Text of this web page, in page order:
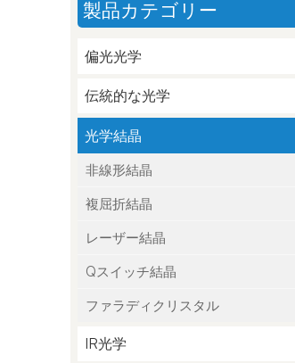
製品カテゴリー
偏光光学
伝統的な光学
光学結晶
非線形結晶
複屈折結晶
レーザー結晶
Qスイッチ結晶
ファラディクリスタル
IR光学